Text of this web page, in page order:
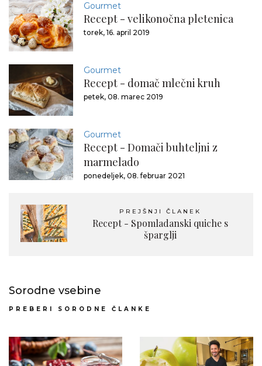
Gourmet
Recept - velikonočna pletenica
torek, 16. april 2019
Gourmet
Recept - domač mlečni kruh
petek, 08. marec 2019
Gourmet
Recept - Domači buhteljni z
marmelado
ponedeljek, 08. februar 2021
PREJŠNJI ČLANEK
Recept - Spomladanski quiche s
šparglji
Sorodne vsebine
PREBERI SORODNE ČLANKE